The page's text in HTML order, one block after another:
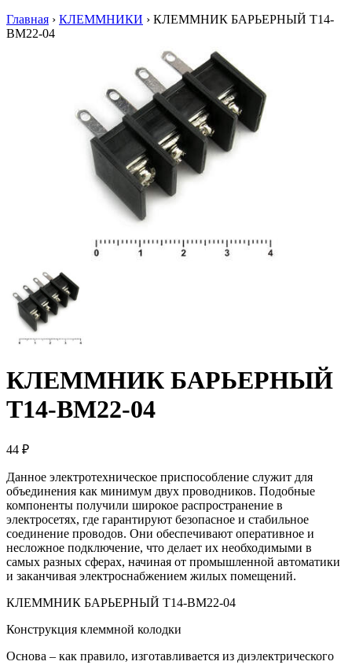
Главная › КЛЕММНИКИ › КЛЕММНИК БАРЬЕРНЫЙ T14-
BM22-04
КЛЕММНИК БАРЬЕРНЫЙ
T14-BM22-04
44 ₽
Данное электротехническое приспособление служит для
объединения как минимум двух проводников. Подобные
компоненты получили широкое распространение в
электросетях, где гарантируют безопасное и стабильное
соединение проводов. Они обеспечивают оперативное и
несложное подключение, что делает их необходимыми в
самых разных сферах, начиная от промышленной автоматики
и заканчивая электроснабжением жилых помещений.
КЛЕММНИК БАРЬЕРНЫЙ T14-BM22-04
Конструкция клеммной колодки
Основа – как правило, изготавливается из диэлектрического